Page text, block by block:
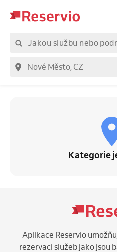
Kategorie
Aplikace Reservio
rezervaci služeb jako jsou